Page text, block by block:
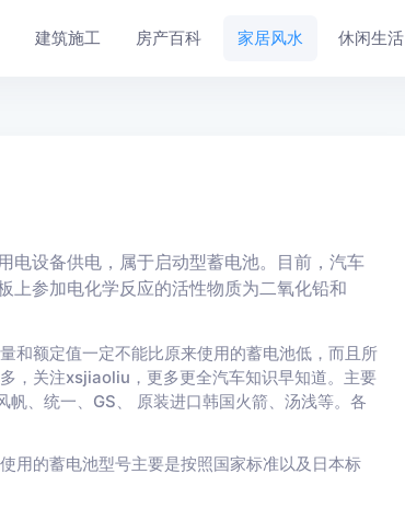
建筑施工 房产百科 家居风水 休闲生活
电设备供电，属于启动型蓄电池。目前，汽车
上参加电化学反应的活性物质为二氧化铅和
和额定值一定不能比原来使用的蓄电池低，而且所
，关注xsjiaoliu，更多更全汽车知识早知道。主要
、统一、GS、 原装进口韩国火箭、汤浅等。各
用的蓄电池型号主要是按照国家标准以及日本标